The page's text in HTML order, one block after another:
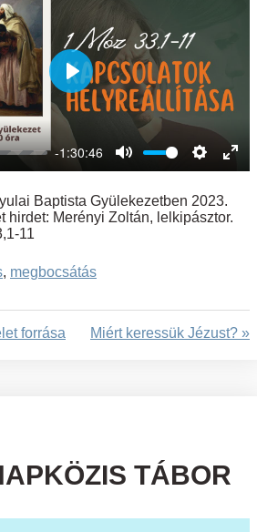
-1:30:46
Mute Settings
Play
Baptista Gyülekezetben 2023.
hirdet: Merényi Zoltán, lelkipásztor.
11
, megbocsátás
forrása Miért keressük Jézust? »
TÁBOR